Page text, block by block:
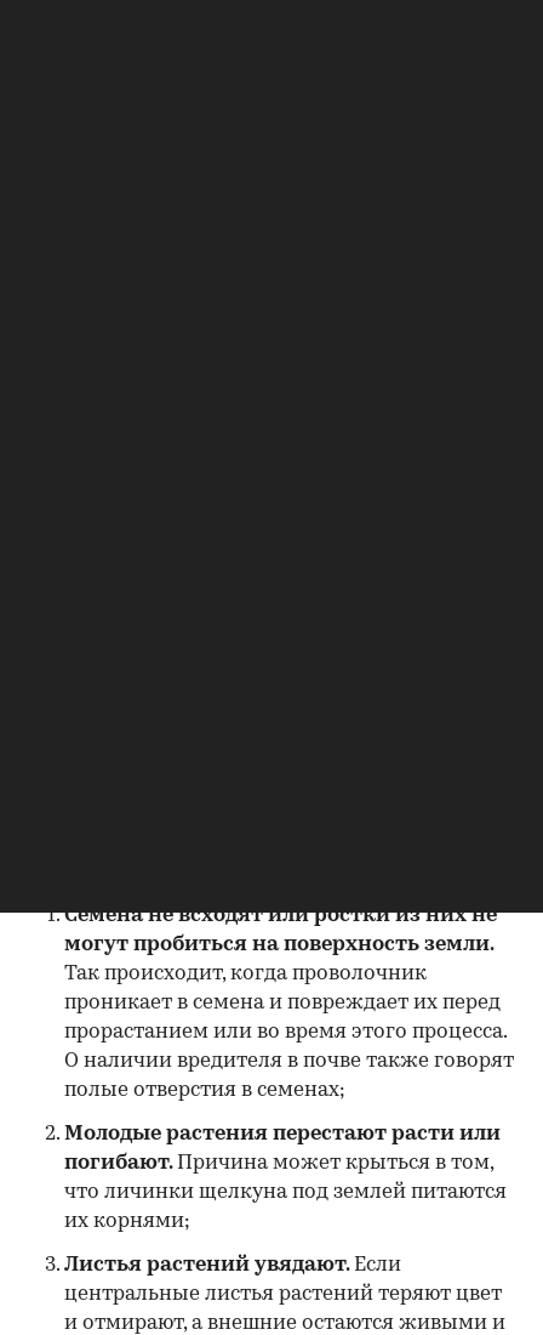
Семена не всходят или ростки из них не
могут пробиться на поверхность земли.
Так происходит, когда проволочник
проникает в семена и повреждает их перед
прорастанием или во время этого процесса.
О наличии вредителя в почве также говорят
полые отверстия в семенах;
Молодые растения перестают расти или
погибают. Причина может крыться в том,
что личинки щелкуна под землей питаются
их корнями;
Листья растений увядают. Если
центральные листья растений теряют цвет
и отмирают, а внешние остаются живыми и